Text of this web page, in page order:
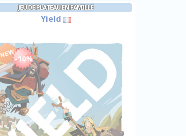
JEU DE PLATEAU EN FAMILLE
Yield
-10%